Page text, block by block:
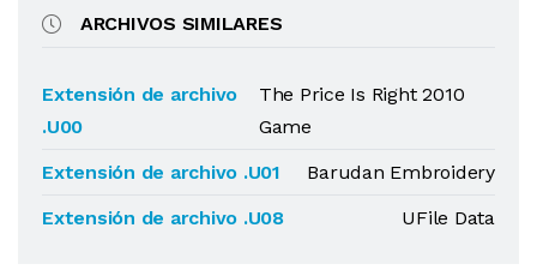
ARCHIVOS SIMILARES
Extensión de archivo
.U00
The Price Is Right 2010
Game
Extensión de archivo .U01
Barudan Embroidery
Extensión de archivo .U08
UFile Data